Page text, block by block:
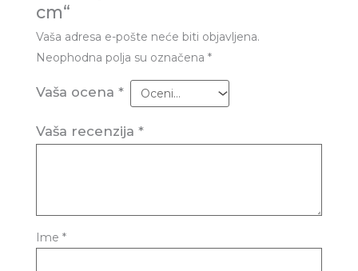
cm“
Vaša adresa e-pošte neće biti objavljena.
Neophodna polja su označena *
Vaša ocena *
Vaša recenzija *
Ime *